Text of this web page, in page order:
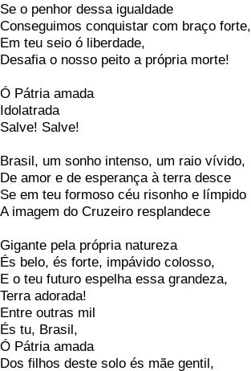
Se o penhor dessa igualdade
Conseguimos conquistar com braço forte,
Em teu seio ó liberdade,
Desafia o nosso peito a própria morte!
Ó Pátria amada
Idolatrada
Salve! Salve!
Brasil, um sonho intenso, um raio vívido,
De amor e de esperança à terra desce
Se em teu formoso céu risonho e límpido
A imagem do Cruzeiro resplandece
Gigante pela própria natureza
És belo, és forte, impávido colosso,
E o teu futuro espelha essa grandeza,
Terra adorada!
Entre outras mil
És tu, Brasil,
Ó Pátria amada
Dos filhos deste solo és mãe gentil,